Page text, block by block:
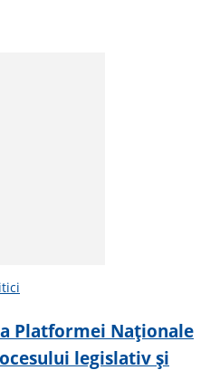
a Platformei Naționale
legislativ și